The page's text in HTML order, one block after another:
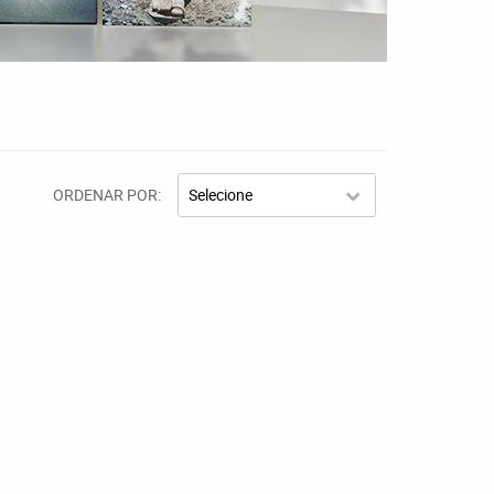
ORDENAR POR Selecione